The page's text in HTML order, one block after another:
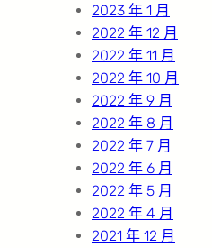
2023 年 1 月
2022 年 12 月
2022 年 11 月
2022 年 10 月
2022 年 9 月
2022 年 8 月
2022 年 7 月
2022 年 6 月
2022 年 5 月
2022 年 4 月
2021 年 12 月